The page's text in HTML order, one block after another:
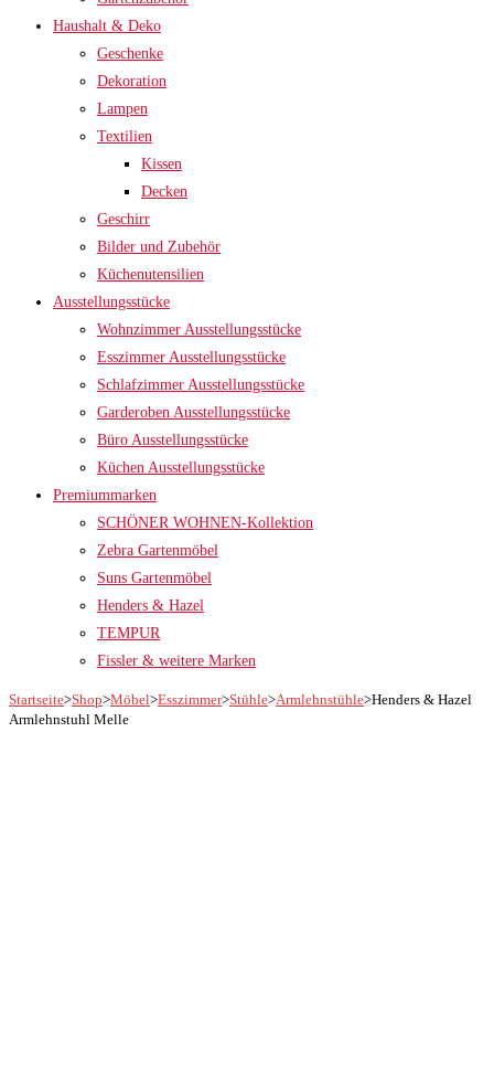
Haushalt & Deko
Geschenke
Dekoration
Lampen
Textilien
Kissen
Decken
Geschirr
Bilder und Zubehör
Küchenutensilien
Ausstellungsstücke
Wohnzimmer Ausstellungsstücke
Esszimmer Ausstellungsstücke
Schlafzimmer Ausstellungsstücke
Garderoben Ausstellungsstücke
Büro Ausstellungsstücke
Küchen Ausstellungsstücke
Premiummarken
SCHÖNER WOHNEN-Kollektion
Zebra Gartenmöbel
Suns Gartenmöbel
Henders & Hazel
TEMPUR
Fissler & weitere Marken
Startseite>Shop>Möbel>Esszimmer>Stühle>Armlehnstühle>Henders & Hazel
Armlehnstuhl Melle